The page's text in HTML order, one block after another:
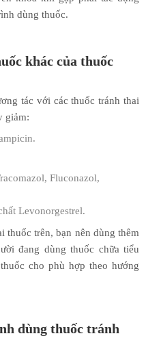
dùng thuốc.
khác của thuốc
tác với các thuốc tránh thai
giảm:
Fluconazol,
Levonorgestrel.
thuốc trên, bạn nên dùng thêm
đang dùng thuốc chữa tiểu
cho phù hợp theo hướng
dùng thuốc tránh